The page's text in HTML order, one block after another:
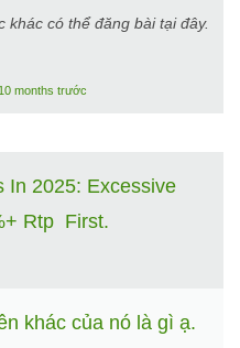
khác có thể đăng bài tại đây.
months trước
In 2025: Excessive
Rtp First.
khác của nó là gì ạ.